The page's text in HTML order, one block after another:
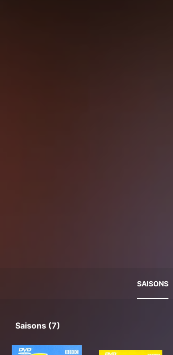
SAISONS
Saisons (7)